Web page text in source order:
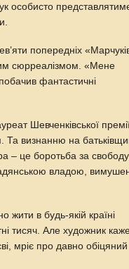
особисто
попередніх
сюрреалізмом. «Мене
фантастичні
Шевченківської
Та визнанню на
– це боротьба за свободу,
владою,
жити в будь-якій країні
тисяч. Але художник
мріє про давно обіцяний